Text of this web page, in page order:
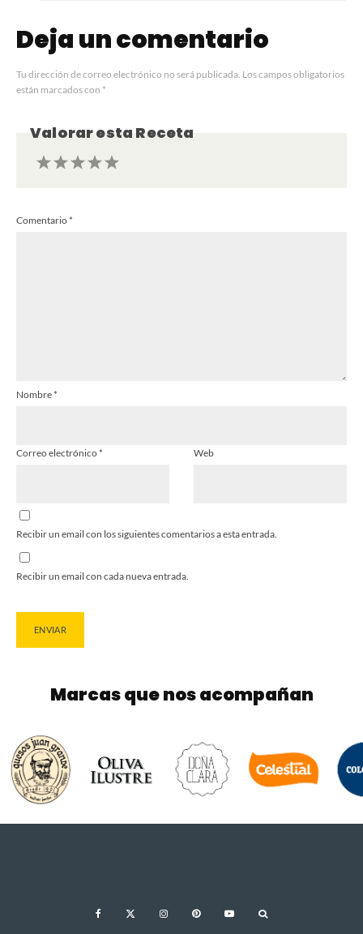
Deja un comentario
Tu dirección de correo electrónico no será publicada. Los campos obligatorios
están marcados con *
Valorar esta Receta
Estrellas
Estrella
Comentario*
Nombre*
Correo electrónico* Web
Recibir un email con los siguientes comentarios a esta entrada.
Recibir un email con cada nueva entrada.
Marcas que nos acompañan